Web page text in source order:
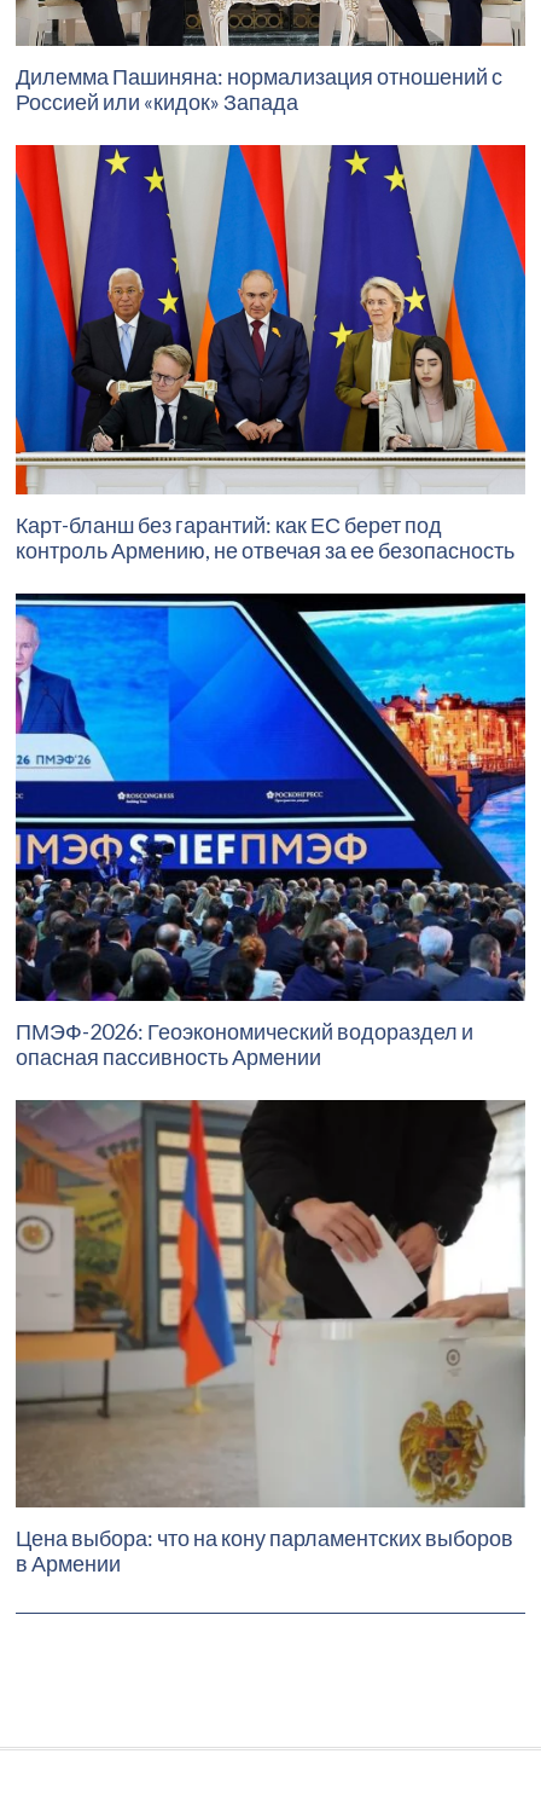
Дилемма Пашиняна: нормализация отношений с
Россией или «кидок» Запада
Карт-бланш без гарантий: как ЕС берет под
контроль Армению, не отвечая за ее безопасность
ПМЭФ-2026: Геоэкономический водораздел и
опасная пассивность Армении
Цена выбора: что на кону парламентских выборов
в Армении